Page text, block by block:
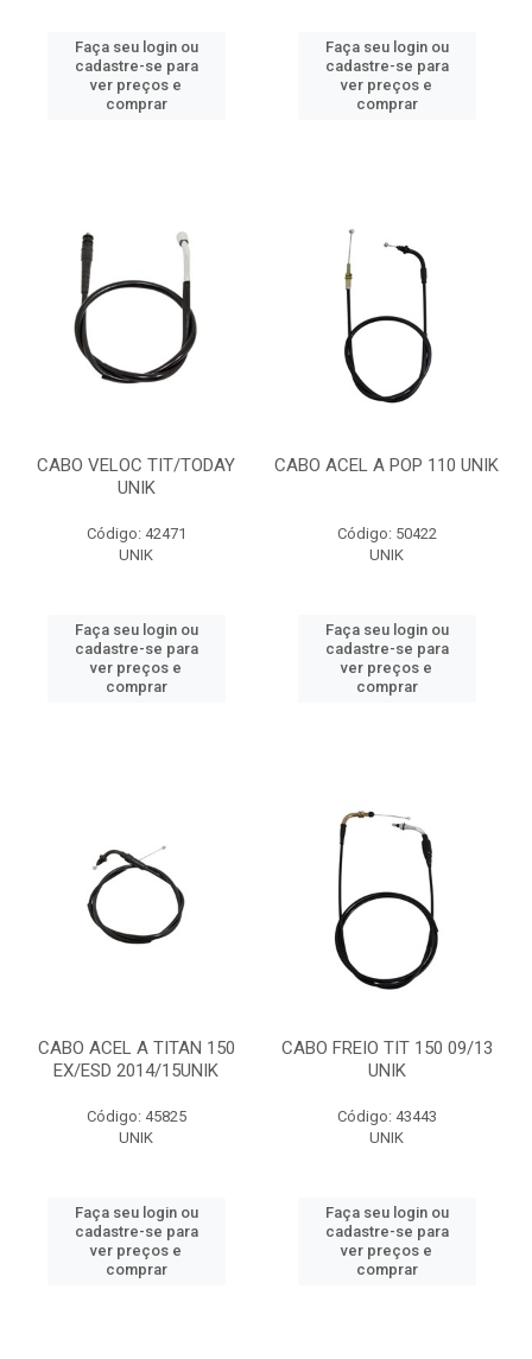
Faça seu login ou
cadastre-se para
ver preços e
comprar
Faça seu login ou
cadastre-se para
ver preços e
comprar
CABO VELOC TIT/TODAY
UNIK
Código: 42471
UNIK
Faça seu login ou
cadastre-se para
ver preços e
comprar
CABO ACEL A POP 110 UNIK
Código: 50422
UNIK
Faça seu login ou
cadastre-se para
ver preços e
comprar
CABO ACEL A TITAN 150
EX/ESD 2014/15UNIK
Código: 45825
UNIK
Faça seu login ou
cadastre-se para
ver preços e
comprar
CABO FREIO TIT 150 09/13
UNIK
Código: 43443
UNIK
Faça seu login ou
cadastre-se para
ver preços e
comprar